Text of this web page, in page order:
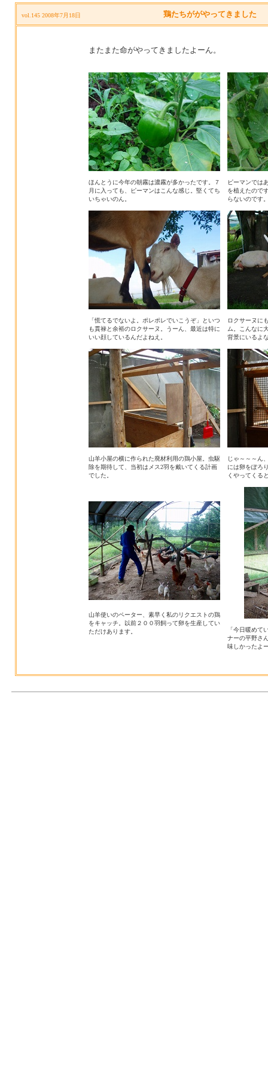
vol.145 2008年7月18日 鶏たちががやってきました
またまた命がやってきましたよーん。
ほんとうに今年の朝霧は濃霧が多かったです。７
月に入っても、ピーマンはこんな感じ。堅くてち
いちゃいのん。
ピーマンでは
を植えたので
らないのです
「慌てるでないよ。ポレポレでいこうぞ」といつ
も貫禄と余裕のロクサーヌ。うーん、最近は特に
いい顔しているんだよねえ。
ロクサーヌに
ム。こんなに
背景にいるよ
山羊小屋の横に作られた廃材利用の鶏小屋。虫駆
除を期待して、当初はメス2羽を戴いてくる計画
でした。
じゃ～～～ん
には卵をぽろ
くやってくる
山羊使いのペーター、素早く私のリクエストの鶏
をキャッチ。以前２００羽飼って卵を生産してい
ただけあります。
「今日暖めて
ナーの平野さ
味しかったよ